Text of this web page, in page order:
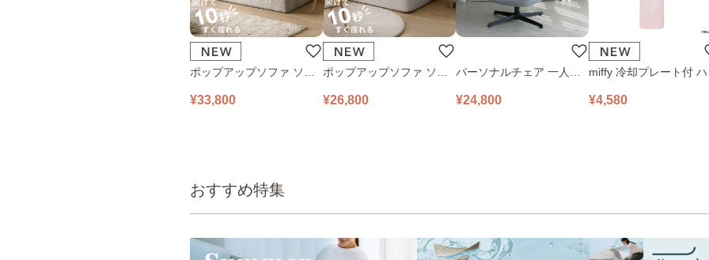
ポップアップソファ ソフ
2人掛け PUS1-2SA ベージ
¥33,800
ポップアップソファ ソフ
1人掛け PUS1-1SA ベージ
¥26,800
パーソナルチェア 一人掛
ブルーグレー
¥24,800
miffy 冷却プレート付 ハ
ピンク
¥4,580
おすすめ特集